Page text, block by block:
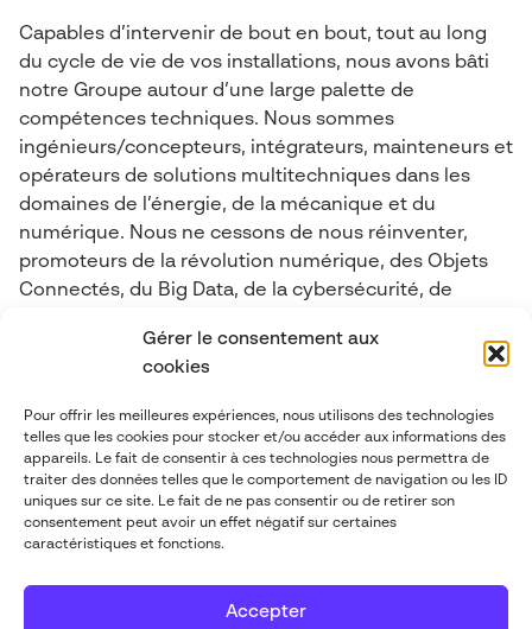
Gérer le consentement aux
cookies
Pour offrir les meilleures expériences, nous utilisons des technologies
telles que les cookies pour stocker et/ou accéder aux informations des
appareils. Le fait de consentir à ces technologies nous permettra de
traiter des données telles que le comportement de navigation ou les ID
uniques sur ce site. Le fait de ne pas consentir ou de retirer son
consentement peut avoir un effet négatif sur certaines
caractéristiques et fonctions.
Accepter
Capables d’intervenir de bout en bout, tout au long
du cycle de vie de vos installations, nous avons bâti
notre Groupe autour d’une large palette de
compétences techniques. Nous sommes
ingénieurs/concepteurs, intégrateurs, mainteneurs et
opérateurs de solutions multitechniques dans les
domaines de l’énergie, de la mécanique et du
numérique. Nous ne cessons de nous réinventer,
promoteurs de la révolution numérique, des Objets
Connectés, du Big Data, de la cybersécurité, de
Réalité mixte.
Contactez-nous
contact@abgi-france.com
+33 4 78 92 40 00